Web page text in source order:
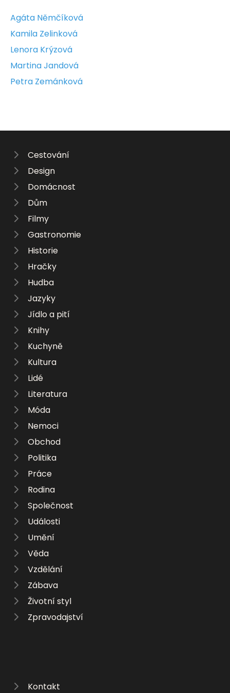
Agáta Němčíková
Kamila Zelinková
Lenora Krýzová
Martina Jandová
Petra Zemánková
Cestování
Design
Domácnost
Dům
Filmy
Gastronomie
Historie
Hračky
Hudba
Jazyky
Jídlo a pití
Knihy
Kuchyně
Kultura
Lidé
Literatura
Móda
Nemoci
Obchod
Politika
Práce
Rodina
Společnost
Události
Umění
Věda
Vzdělání
Zábava
Životní styl
Zpravodajství
Kontakt